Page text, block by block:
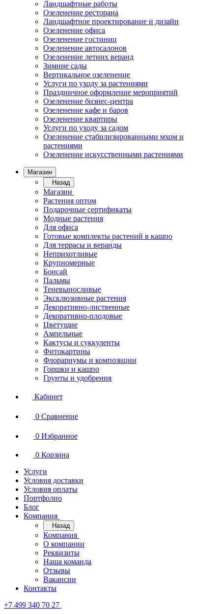
Ландшафтные работы
Озеленение ресторана
Ландшафтное проектирование и дизайн
Озеленение офиса
Озеленение гостиниц
Озеленение автосалонов
Озеленение летних веранд
Зимние сады
Вертикальное озеленение
Услуги по уходу за растениями
Праздничное оформление мероприятий
Озеленение бизнес-центра
Озеленение кафе и баров
Озеленение квартиры
Услуги по уходу за садом
Озеленение стабилизированными мхом и
растениями
Озеленение искусственными растениями
Магазин
Назад
Магазин
Растения оптом
Подарочные сертификаты
Модные растения
Для офиса
Готовые комплекты растений в кашпо
Для террасы и веранды
Неприхотливые
Крупномерные
Бонсай
Пальмы
Теневыносливые
Эксклюзивные растения
Декоративно-лиственные
Декоративно-плодовые
Цветущие
Ампельные
Кактусы и суккуленты
Фитокартины
Флорариумы и композиции
Горшки и кашпо
Грунты и удобрения
Кабинет
0 Сравнение
0 Избранное
0 Корзина
Услуги
Условия доставки
Условия оплаты
Портфолио
Блог
Компания
Назад
Компания
О компании
Реквизиты
Наша команда
Отзывы
Вакансии
Контакты
+7 499 340 70 27